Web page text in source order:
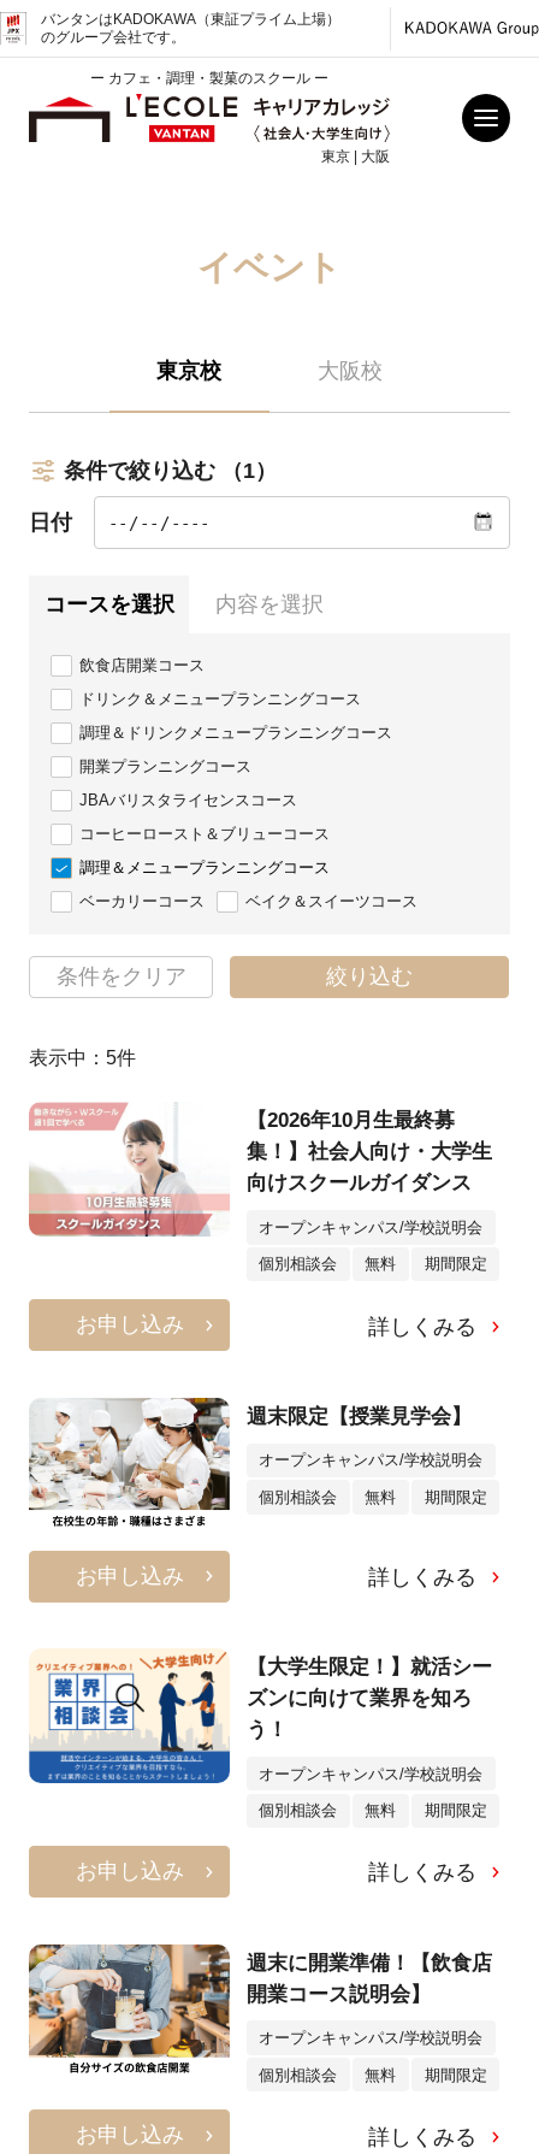
バンタンはKADOKAWA（東証プライム上場）
のグループ会社です。
ー カフェ・調理・製菓のスクール ー
東京 | 大阪
イベント
東京校 大阪校
条件で絞り込む （1）
日付
コースを選択 内容を選択
飲食店開業コース
ドリンク＆メニュープランニングコース
調理＆ドリンクメニュープランニングコース
開業プランニングコース
JBAバリスタライセンスコース
コーヒーロースト＆ブリューコース
調理＆メニュープランニングコース
ベーカリーコース
ベイク＆スイーツコース
条件をクリア 絞り込む
表示中： 5件
【2026年10月生最終募
集！】社会人向け・大学生
向けスクールガイダンス
オープンキャンパス/学校説明会
個別相談会 無料 期間限定
お申し込み 詳しくみる
週末限定【授業見学会】
オープンキャンパス/学校説明会
個別相談会 無料 期間限定
お申し込み 詳しくみる
【大学生限定！】就活シー
ズンに向けて業界を知ろ
う！
オープンキャンパス/学校説明会
個別相談会 無料 期間限定
お申し込み 詳しくみる
週末に開業準備！【飲食店
開業コース説明会】
オープンキャンパス/学校説明会
個別相談会 無料 期間限定
お申し込み 詳しくみる